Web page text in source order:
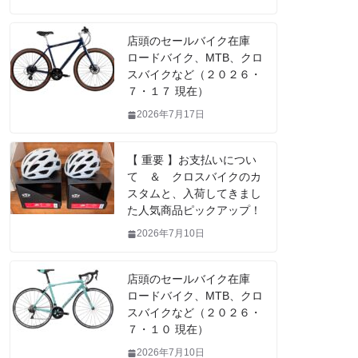
店頭のセールバイク在庫
ロードバイク、MTB、クロ
スバイクなど（２０２６・
７・１７ 現在）
2026年7月17日
【 重要 】お支払いについ
て ＆ クロスバイクのカ
スタムと、入荷してきまし
た人気商品ピックアップ！
2026年7月10日
店頭のセールバイク在庫
ロードバイク、MTB、クロ
スバイクなど（２０２６・
７・１０ 現在）
2026年7月10日